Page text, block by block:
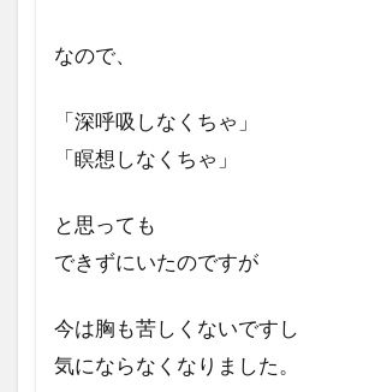
なので、
「深呼吸しなくちゃ」
「瞑想しなくちゃ」
と思っても
できずにいたのですが
今は胸も苦しくないですし
気にならなくなりました。